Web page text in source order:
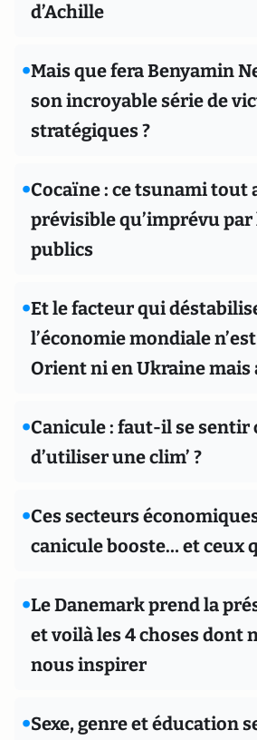
d’Achille
•Mais que fera Benyamin
son incroyable série de
stratégiques ?
•Cocaïne : ce tsunami tout
prévisible qu’imprévu
publics
•Et le facteur qui
l’économie mondiale
Orient ni en Ukraine mais
•Canicule : faut-il se sentir
d’utiliser une clim’ ?
•Ces secteurs
canicule booste… et ceux
•Le Danemark prend la
et voilà les 4 choses dont
nous inspirer
•Sexe, genre et éducation